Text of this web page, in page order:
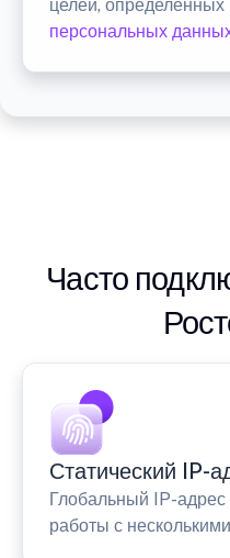
целей, определенных
персональных
Часто
Статический IP-
Глобальный IP-адрес
работы с